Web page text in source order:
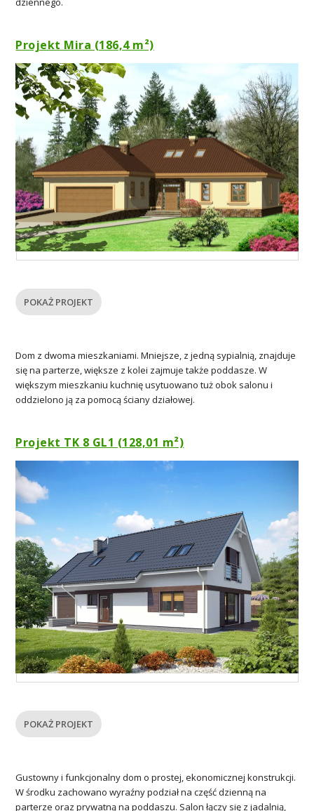
Projekt Mira (186,4 m²)
POKAŻ PROJEKT
Dom z dwoma mieszkaniami. Mniejsze, z jedną sypialnią, znajduje
się na parterze, większe z kolei zajmuje także poddasze. W
większym mieszkaniu kuchnię usytuowano tuż obok salonu i
oddzielono ją za pomocą ściany działowej.
Projekt TK 8 GL1 (128,01 m²)
POKAŻ PROJEKT
Gustowny i funkcjonalny dom o prostej, ekonomicznej konstrukcji.
W środku zachowano wyraźny podział na część dzienną na
parterze oraz prywatną na poddaszu. Salon łączy się z jadalnią,